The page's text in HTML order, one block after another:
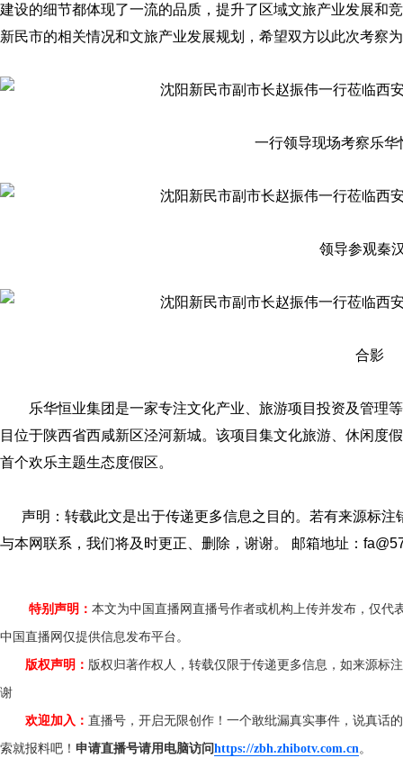
建设的细节都体现了一流的品质，提升了区域文旅产业发展和
新民市的相关情况和文旅产业发展规划，希望双方以此次考察
一行领导现场考察乐华
领导参观秦
合影
乐华恒业集团是一家专注文化产业、旅游项目投资及管理
目位于陕西省西咸新区泾河新城。该项目集文化旅游、休闲度
首个欢乐主题生态度假区。
声明：转载此文是出于传递更多信息之目的。若有来源标注
与本网联系，我们将及时更正、删除，谢谢。 邮箱地址：
特别声明： 本文为中国直播网直播号作者或机构上传并发布，仅
中国直播网仅提供信息发布平台。
版权声明： 版权归著作权人，转载仅限于传递更多信息，如来源标
谢
欢迎加入： 直播号，开启无限创作！一个敢纰漏真实事件，说真话
索就报料吧！ 申请直播号请用电脑访问https://zbh.zhibotv.com.cn。